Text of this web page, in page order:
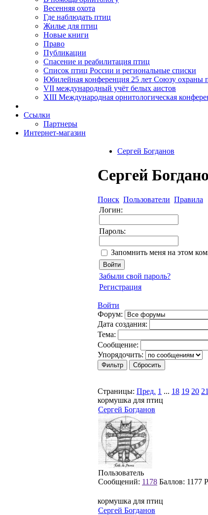
Весенняя охота
Где наблюдать птиц
Жилье для птиц
Новые книги
Право
Публикации
Спасение и реабилитация птиц
Список птиц России и региональные списки
Юбилейная конференция 25 лет Союзу охраны
VII международный учёт белых аистов
XIII Международная орнитологическая
Ссылки
Партнеры
Интернет-магазин
Сергей Богданов
Сергей
Поиск Пользователи Правила
Логин:
Пароль:
Запомнить меня на этом
Забыли свой пароль?
Регистрация
Войти
Форум:
Дата создания:
Тема:
Сообщение:
Упорядочить:
Страницы: Пред. 1 ... 18 19 20 21
кормушка для птиц
Сергей Богданов
Пользователь
Сообщений: 1178 Баллов: 1177
кормушка для птиц
Сергей Богданов